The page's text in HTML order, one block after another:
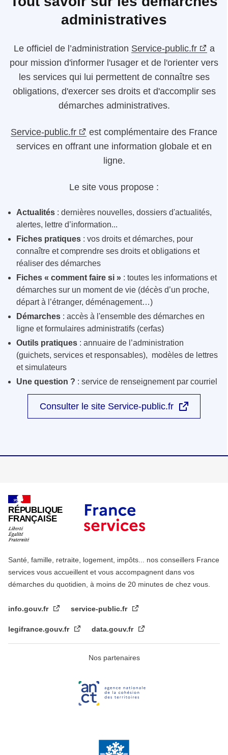
administratives
Le officiel de l’administration Service-public.fr
a
pour mission d'informer l'usager et de l'orienter vers
les services qui lui permettent de connaître ses
obligations, d'exercer ses droits et d'accomplir ses
démarches administratives.
Service-public.fr
est complémentaire des France
services en offrant une information globale et en
ligne.
Le site vous propose :
Actualités : dernières nouvelles, dossiers d'actualités,
alertes, lettre d’information...
Fiches pratiques : vos droits et démarches, pour
connaître et comprendre ses droits et obligations et
réaliser des démarches
Fiches « comment faire si » : toutes les informations et
démarches sur un moment de vie (décès d’un proche,
départ à l’étranger, déménagement…)
Démarches : accès à l'ensemble des démarches en
ligne et formulaires administratifs (cerfas)
Outils pratiques : annuaire de l’administration
(guichets, services et responsables), modèles de lettres
et simulateurs
Une question ? : service de renseignement par courriel
Consulter le site Service-public.fr
RÉPUBLIQUE
FRANÇAISE
Santé, famille, retraite, logement, impôts... nos conseillers France
services vous accueillent et vous accompagnent dans vos
démarches du quotidien, à moins de 20 minutes de chez vous.
info.gouv.fr service-public.fr
legifrance.gouv.fr data.gouv.fr
Nos partenaires